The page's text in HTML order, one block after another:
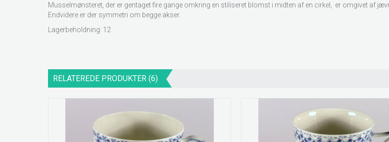
Musselmønsteret, der er gentaget fire gange omkring en stiliseret blomst i midten af en cirkel, er omgivet af
Endvidere er der symmetri om begge akser.
Lagerbeholdning: 12
RELATEREDE PRODUKTER (6)